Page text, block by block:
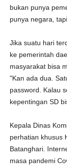
bukan punya
punya negara,
Jika suatu hari
ke pemerintah
masyarakat bisa
"Kan ada dua.
password. Kalau
kepentingan SD
Kepala Dinas
perhatian khusus
Batanghari.
masa pandemi